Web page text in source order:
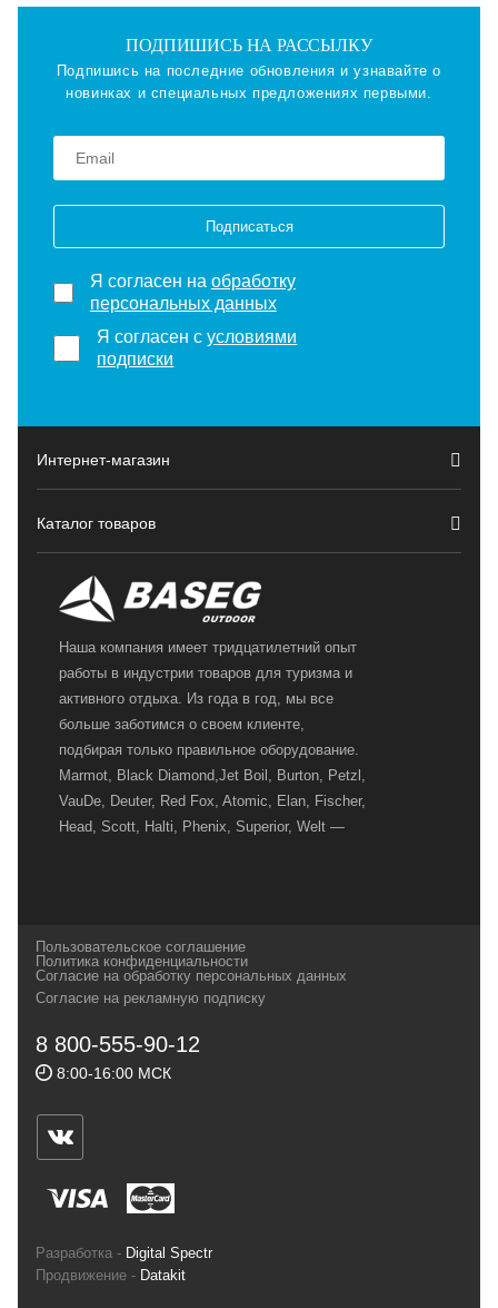
ПОДПИШИСЬ НА РАССЫЛКУ
Подпишись на последние обновления и узнавайте о
новинках и специальных предложениях первыми.
Подписаться
Я согласен на обработку
персональных данных
Я согласен сусловиями
подписки
Интернет-магазин
Каталог товаров
Наша компания имеет тридцатилетний опыт
работы в индустрии товаров для туризма и
активного отдыха. Из года в год, мы все
больше заботимся о своем клиенте,
подбирая только правильное оборудование.
Marmot, Black Diamond,Jet Boil, Burton, Petzl,
VauDe, Deuter, Red Fox, Atomic, Elan, Fischer,
Head, Scott, Halti, Phenix, Superior, Welt —
и взыскательных путешественников,
спортсменов и отдыхающих.
Геннадьевич
ИНН 590300057023 ОГРН 304590319000121
ул.Советская, 25, магазин Басег.
Тел./факс (342) 2101242
Пользовательское соглашение
Политика конфиденциальности
Согласие на обработку персональных данных
Согласие на рекламную подписку
8 800-555-90-12
8:00-16:00 МСК
Разработка - Digital Spectr
Продвижение - Datakit